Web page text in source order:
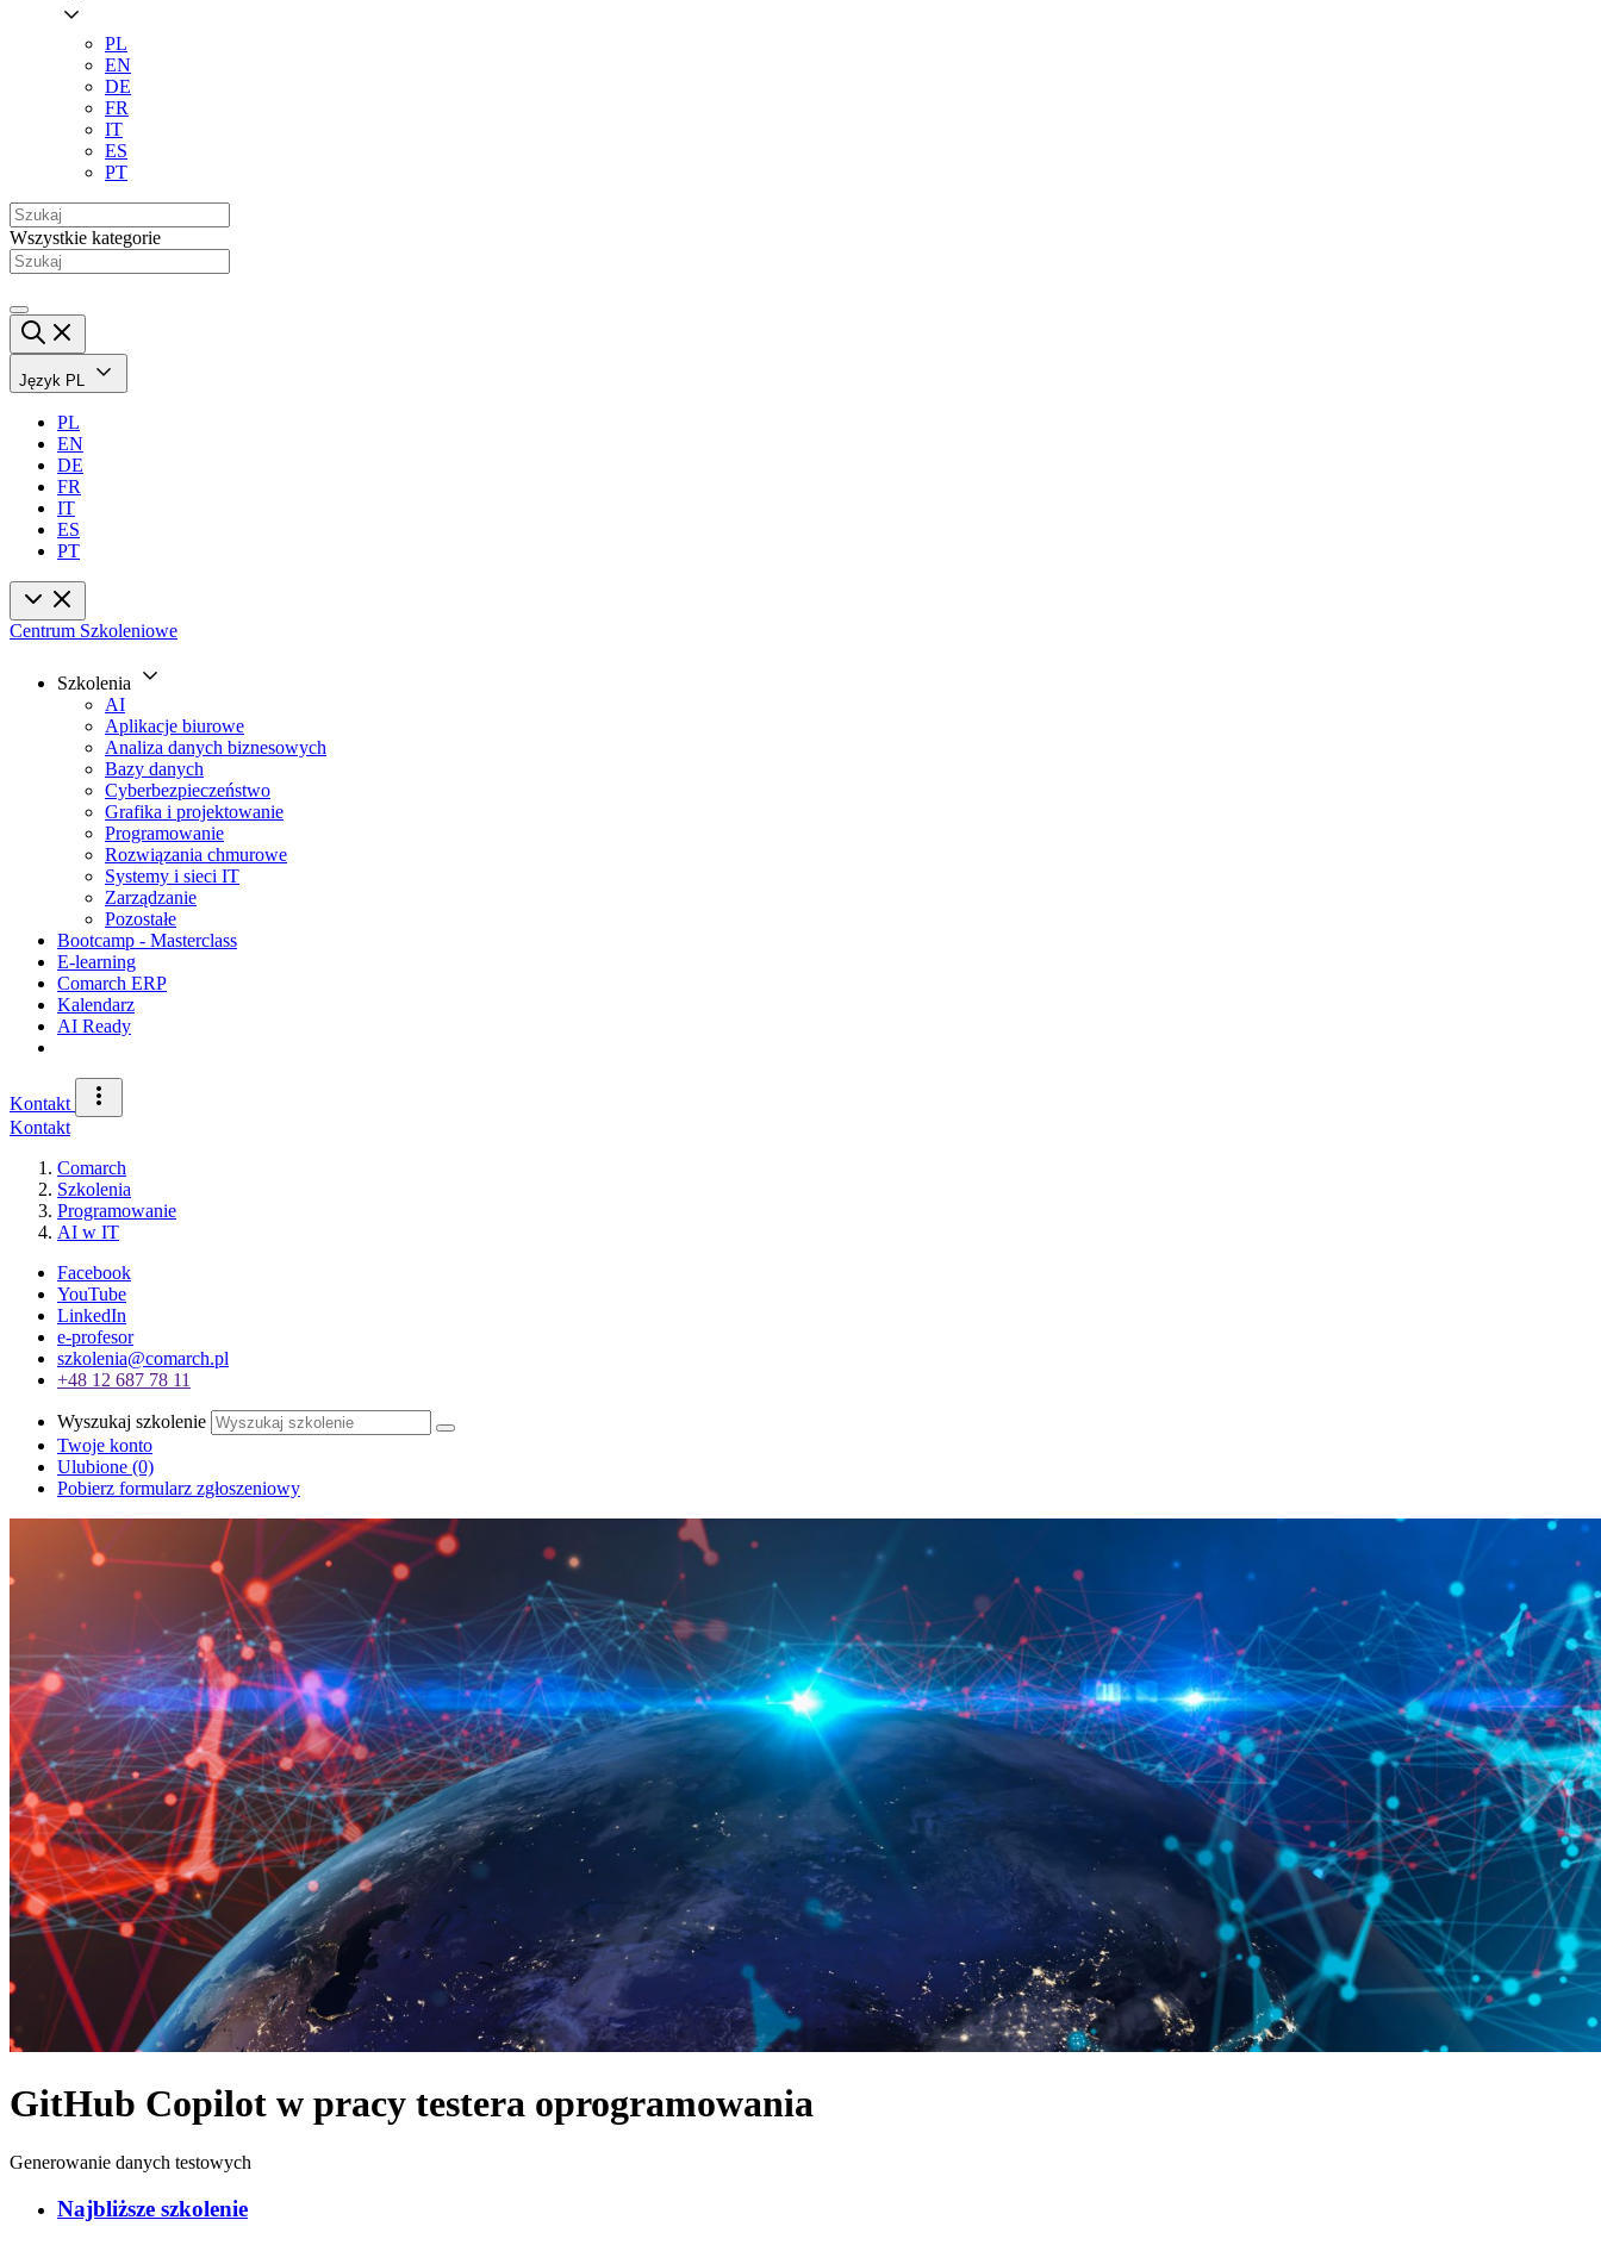
PL
EN
DE
FR
IT
ES
PT
Wszystkie kategorie
Język PL
PL
EN
DE
FR
IT
ES
PT
Centrum Szkoleniowe
Szkolenia
AI
Aplikacje biurowe
Analiza danych biznesowych
Bazy danych
Cyberbezpieczeństwo
Grafika i projektowanie
Programowanie
Rozwiązania chmurowe
Systemy i sieci IT
Zarządzanie
Pozostałe
Bootcamp - Masterclass
E-learning
Comarch ERP
Kalendarz
AI Ready
Kontakt
Kontakt
Comarch
Szkolenia
Programowanie
AI w IT
Facebook
YouTube
LinkedIn
e-profesor
szkolenia@comarch.pl
+48 12 687 78 11
Wyszukaj szkolenie
Twoje konto
Ulubione (0)
Pobierz formularz zgłoszeniowy
GitHub Copilot w pracy testera oprogramowania
Generowanie danych testowych
Najbliższe szkolenie